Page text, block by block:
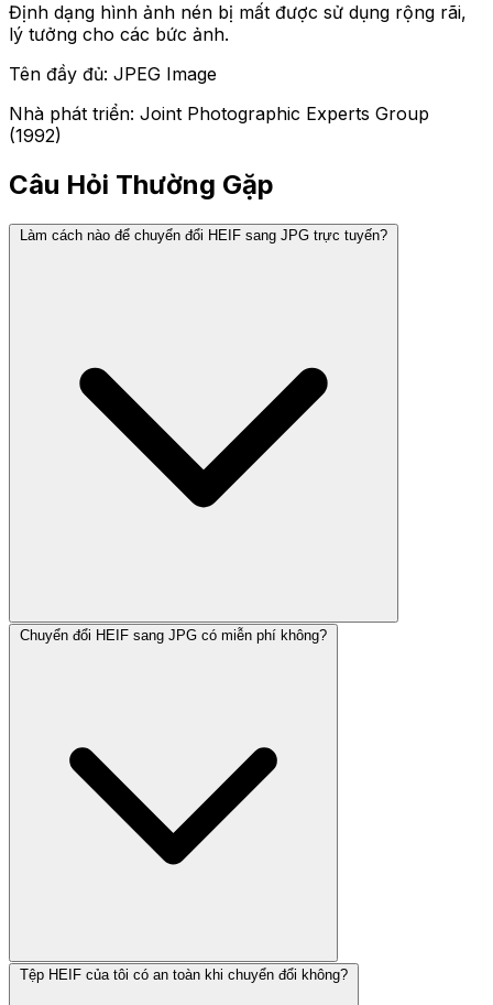
Định dạng hình ảnh nén bị mất được sử dụng rộng rãi,
lý tưởng cho các bức ảnh.
Tên đầy đủ: JPEG Image
Nhà phát triển: Joint Photographic Experts Group
(1992)
Câu Hỏi Thường Gặp
Làm cách nào để chuyển đổi HEIF sang JPG trực tuyến?
Chuyển đổi HEIF sang JPG có miễn phí không?
Tệp HEIF của tôi có an toàn khi chuyển đổi không?